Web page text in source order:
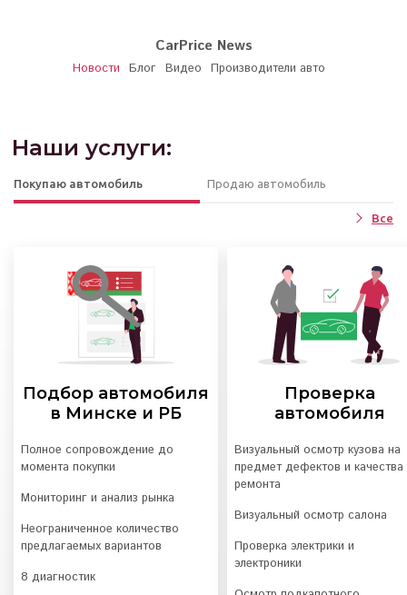
CarPrice News
Новости Блог Видео Производители авто
Наши услуги:
Покупаю автомобиль Продаю автомобиль
Все
Подбор автомобиля
в Минске и РБ
Полное сопровождение до
момента покупки
Мониторинг и анализ рынка
Неограниченное количество
предлагаемых вариантов
8 диагностик
Проверка
автомобиля
Визуальный осмотр кузова на
предмет дефектов и качества
ремонта
Визуальный осмотр салона
Проверка электрики и
электроники